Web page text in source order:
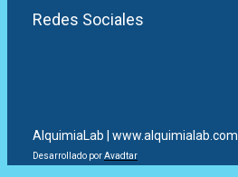
Redes Sociales
AlquimiaLab | www.alquimialab.com
Desarrollado porAvadtar